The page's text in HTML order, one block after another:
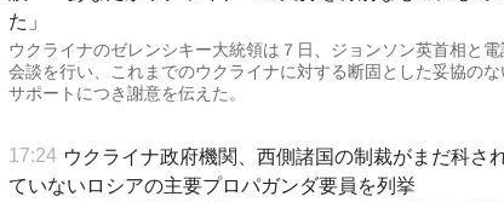
た」
ウクライナのゼレンシキー大統領は７日、ジョンソン英首相と電
会談を行い、これまでのウクライナに対する断固とした妥協のな
サポートにつき謝意を伝えた。
17:24 ウクライナ政府機関、西側諸国の制裁がまだ科さ
ていないロシアの主要プロパガンダ要員を列挙